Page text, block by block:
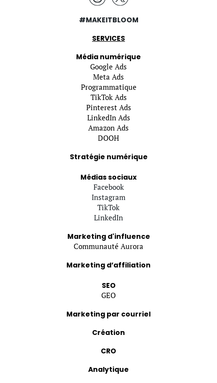
#MAKEITBLOOM
SERVICES
Média numérique
Google Ads
Meta Ads
Programmatique
TikTok Ads
Pinterest Ads
LinkedIn Ads
Amazon Ads
DOOH
Stratégie numérique
Médias sociaux
Facebook
Instagram
TikTok
LinkedIn
Marketing d'influence
Communauté Aurora
Marketing d’affiliation
SEO
GEO
Marketing par courriel
Création
CRO
Analytique